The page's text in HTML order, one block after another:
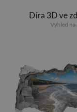
Díra 3D ve
Výhled na